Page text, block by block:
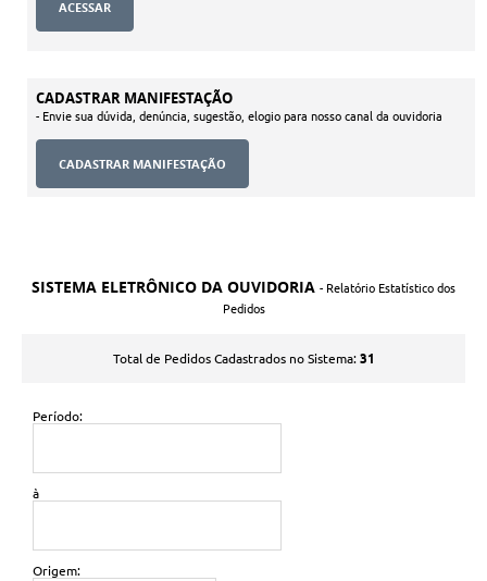
CADASTRAR MANIFESTAÇÃO
- Envie sua dúvida, denúncia, sugestão, elogio para nosso canal da ouvidoria
SISTEMA ELETRÔNICO DA OUVIDORIA - Relatório Estatístico dos
Pedidos
Total de Pedidos Cadastrados no Sistema: 31
Período:
à
Origem: